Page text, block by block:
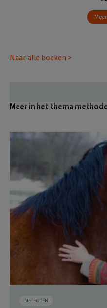
Naar alle boeken >
Meer in het thema
METHODEN